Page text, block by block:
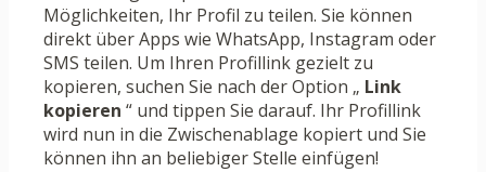
Möglichkeiten, Ihr Profil zu teilen. Sie können
direkt über Apps wie WhatsApp, Instagram oder
SMS teilen. Um Ihren Profillink gezielt zu
kopieren, suchen Sie nach der Option „ Link
kopieren “ und tippen Sie darauf. Ihr Profillink
wird nun in die Zwischenablage kopiert und Sie
können ihn an beliebiger Stelle einfügen!